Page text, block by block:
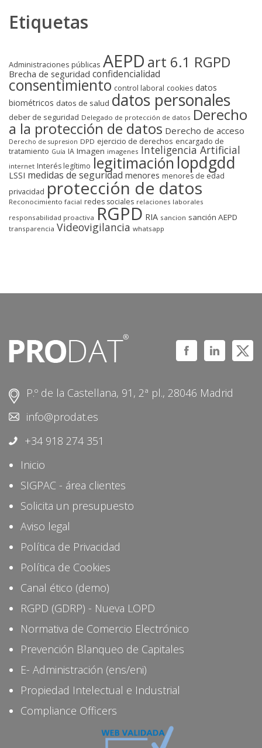
Etiquetas
Administraciones públicas AEPD art 6.1 RGPD
Brecha de seguridad confidencialidad
consentimiento control laboral cookies datos
biométricos datos de salud datos personales
deber de seguridad Delegado de protección de datos Derecho
a la protección de datos Derecho de acceso
Derecho de supresion DPD ejercicio de derechos encargado de
tratamiento Guía IA Imagen imagenes Inteligencia Artificial
internet Interés legítimo legitimación lopdgdd
LSSI medidas de seguridad menores menores de edad
privacidad protección de datos
Reconocimiento facial redes sociales relaciones laborales
responsabilidad proactiva RGPD RIA sancion sanción AEPD
transparencia Videovigilancia whatsapp
P.º de la Castellana, 91, 2ª pl., 28046 Madrid
info@prodat.es
+34 918 274 351
Inicio
SIGPAC - área clientes
Solicita un presupuesto
Aviso legal
Política de Privacidad
Política de Cookies
Canal ético (demo)
RGPD (GDRP) - Nueva LOPD
Normativa de Comercio Electrónico
Prevención Blanqueo de Capitales
E- Administración (ens/eni)
Propiedad Intelectual e Industrial
Compliance Officers